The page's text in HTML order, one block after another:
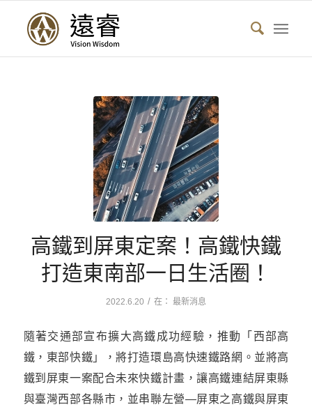
高鐵到屏東定案！高鐵快鐵
打造東南部一日生活圈！
2022.6.20 / 在： 最新消息
隨著交通部宣布擴大高鐵成功經驗，推動「西部高
鐵，東部快鐵」，將打造環島高快速鐵路網。並將高
鐵到屏東一案配合未來快鐵計畫，讓高鐵連結屏東縣
與臺灣西部各縣市，並串聯左營—屏東之高鐵與屏東